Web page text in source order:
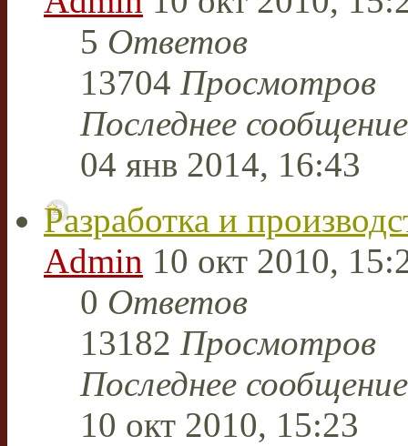
5 Ответов
13704 Просмотров
Последнее
04 янв 2014, 16:43
Разработка и
Admin 10 окт 2010,
0 Ответов
13182 Просмотров
Последнее
10 окт 2010, 15:23